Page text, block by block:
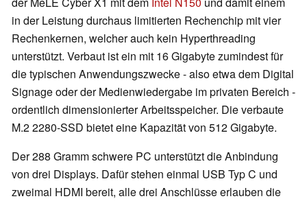
in der Leistung durchaus limitierten Rechenchip mit vier
Rechenkernen, welcher auch kein Hyperthreading
unterstützt. Verbaut ist ein mit 16 Gigabyte zumindest für
die typischen Anwendungszwecke - also etwa dem Digital
Signage oder der Medienwiedergabe im privaten Bereich -
ordentlich dimensionierter Arbeitsspeicher. Die verbaute
M.2 2280-SSD bietet eine Kapazität von 512 Gigabyte.
Der 288 Gramm schwere PC unterstützt die Anbindung
von drei Displays. Dafür stehen einmal USB Typ C und
zweimal HDMI bereit, alle drei Anschlüsse erlauben die